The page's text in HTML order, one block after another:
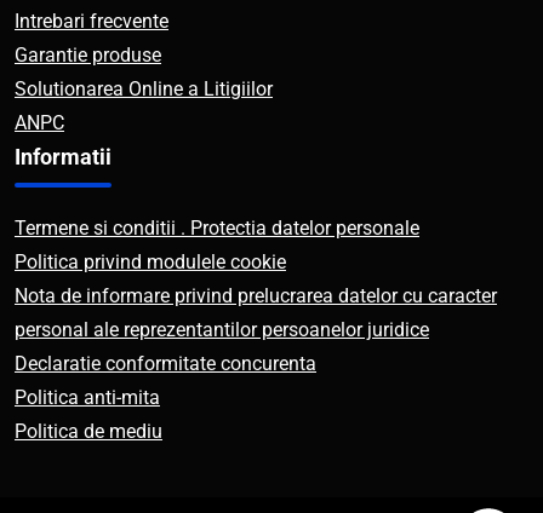
Intrebari frecvente
Garantie produse
Solutionarea Online a Litigiilor
ANPC
Informatii
Termene si conditii . Protectia datelor personale
Politica privind modulele cookie
Nota de informare privind prelucrarea datelor cu caracter
personal ale reprezentantilor persoanelor juridice
Declaratie conformitate concurenta
Politica anti-mita
Politica de mediu